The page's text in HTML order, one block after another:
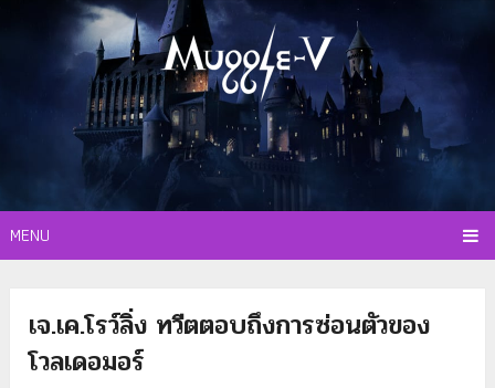
MENU
เจ.เค.โรว์ลิ่ง ทวีตตอบถึงการซ่อนตัวของ
โวลเดอมอร์